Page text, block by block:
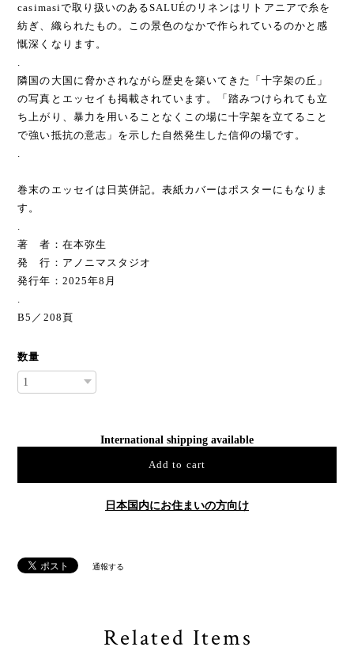
casimasiで取り扱いのあるSALUÉのリネンはリトアニアで糸を
紡ぎ、織られたもの。この景色のなかで作られているのかと感
慨深くなります。
隣国の大国に脅かされながら歴史を築いてきた「十字架の丘」
の写真とエッセイも掲載されています。「踏みつけられても立
ち上がり、暴力を用いることなくこの場に十字架を立てること
で強い抵抗の意志」を示した自然発生した信仰の場です。
巻末のエッセイは日英併記。表紙カバーはポスターにもなりま
す。
著 者：在本弥生
発 行：アノニマスタジオ
発行年：2025年8月
B5／208頁
数量
International shipping available
Add to cart
日本国内にお住まいの方向け
通報する
Related Items